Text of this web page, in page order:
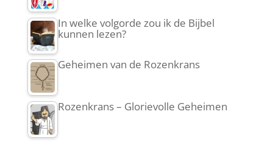
In welke volgorde zou ik de Bijbel
kunnen lezen?
Geheimen van de Rozenkrans
Rozenkrans – Glorievolle Geheimen